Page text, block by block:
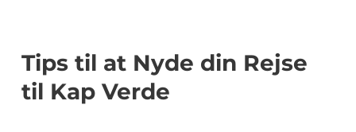
Tips til at Nyde din Rejse
til Kap Verde